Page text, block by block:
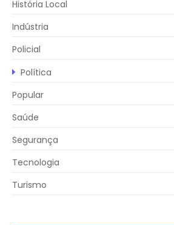
História Local
Indústria
Policial
Política
Popular
Saúde
Segurança
Tecnologia
Turismo